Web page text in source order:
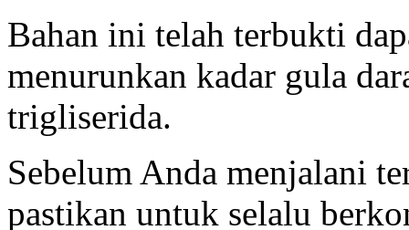
Bahan ini telah terbukti
menurunkan kadar gula
trigliserida.
Sebelum Anda menjalani
pastikan untuk selalu